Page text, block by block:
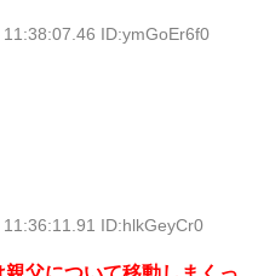
ID:ymGoEr6f0
ID:hlkGeyCr0